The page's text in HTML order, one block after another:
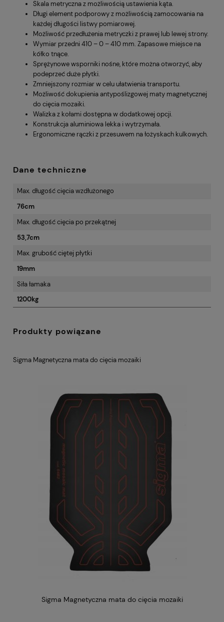
Skala metryczna z możliwością ustawienia kąta.
Długi element podporowy z możliwością zamocowania na
każdej długości listwy pomiarowej.
Możliwość przedłużenia metryczki z prawej lub lewej strony.
Wymiar przedni 410 – 0 – 410 mm. Zapasowe miejsce na
kółko tnące.
Sprężynowe wsporniki nośne, które można otworzyć, aby
podeprzeć duże płytki.
Zmniejszony rozmiar w celu ułatwienia transportu.
Możliwość dokupienia antypoślizgowej maty magnetycznej
do cięcia mozaiki.
Walizka z kołami dostępna w dodatkowej opcji.
Konstrukcja aluminiowa lekka i wytrzymała.
Ergonomiczne rączki z przesuwem na łożyskach kulkowych.
Dane techniczne
Max. długość cięcia wzdłużonego
76cm
Max. długość cięcia po przekątnej
53,7cm
Max. grubość ciętej płytki
19mm
Siła łamaka
1200kg
Produkty powiązane
KÓŁKO TNĄCE SIGMA NOWA SERIA 4 NEX ART. 14N 16MM
KÓŁKO TNĄCE SIGMA NOWA SERIA 4 NEX ART. 14N 16MM
zawiera 23% VAT, bez kosztów dostawy